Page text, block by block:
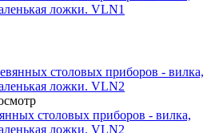
ложки. VLN1
столовых приборов - вилка,
ложки. VLN2